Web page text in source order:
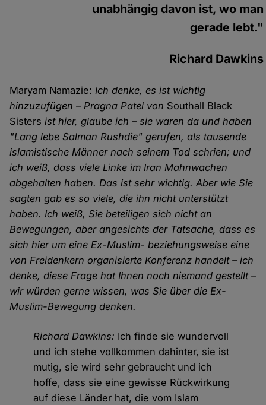
unabhängig davon ist, wo man
gerade lebt."
Richard Dawkins
Maryam Namazie:Ich denke, es ist wichtig
hinzuzufügen – Pragna Patel von Southall Black
Sisters ist hier, glaube ich – sie waren da und haben
"Lang lebe Salman Rushdie" gerufen, als tausende
islamistische Männer nach seinem Tod schrien; und
ich weiß, dass viele Linke im Iran Mahnwachen
abgehalten haben. Das ist sehr wichtig. Aber wie Sie
sagten gab es so viele, die ihn nicht unterstützt
haben. Ich weiß, Sie beteiligen sich nicht an
Bewegungen, aber angesichts der Tatsache, dass es
sich hier um eine Ex-Muslim- beziehungsweise eine
von Freidenkern organisierte Konferenz handelt – ich
denke, diese Frage hat Ihnen noch niemand gestellt –
wir würden gerne wissen, was Sie über die Ex-
Muslim-Bewegung denken.
Richard Dawkins: Ich finde sie wundervoll
und ich stehe vollkommen dahinter, sie ist
mutig, sie wird sehr gebraucht und ich
hoffe, dass sie eine gewisse Rückwirkung
auf diese Länder hat, die vom Islam